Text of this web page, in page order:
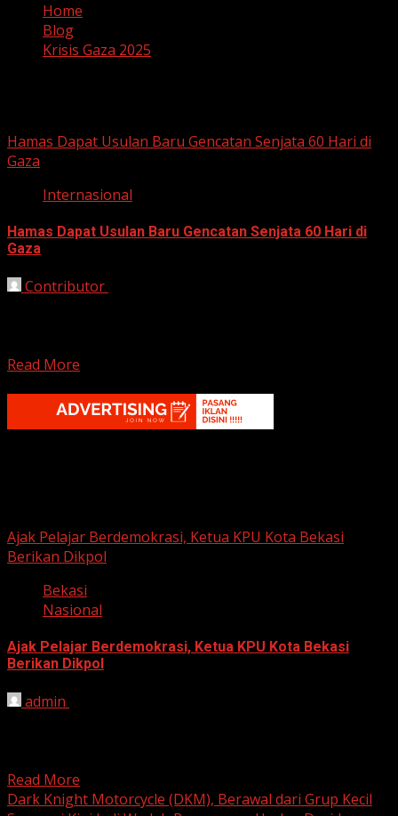
Home
Blog
Krisis Gaza 2025
Hamas Dapat Usulan Baru Gencatan Senjata 60 Hari di
Gaza
Internasional
Hamas Dapat Usulan Baru Gencatan Senjata 60 Hari di
Gaza
Contributor
Read More
Ajak Pelajar Berdemokrasi, Ketua KPU Kota Bekasi
Berikan Dikpol
Bekasi
Nasional
Ajak Pelajar Berdemokrasi, Ketua KPU Kota Bekasi
Berikan Dikpol
admin
Read More
Dark Knight Motorcycle (DKM), Berawal dari Grup Kecil